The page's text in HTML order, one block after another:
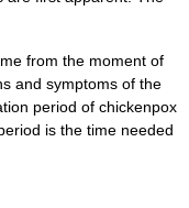
from the moment of
and symptoms of the
period of chickenpox
is the time needed